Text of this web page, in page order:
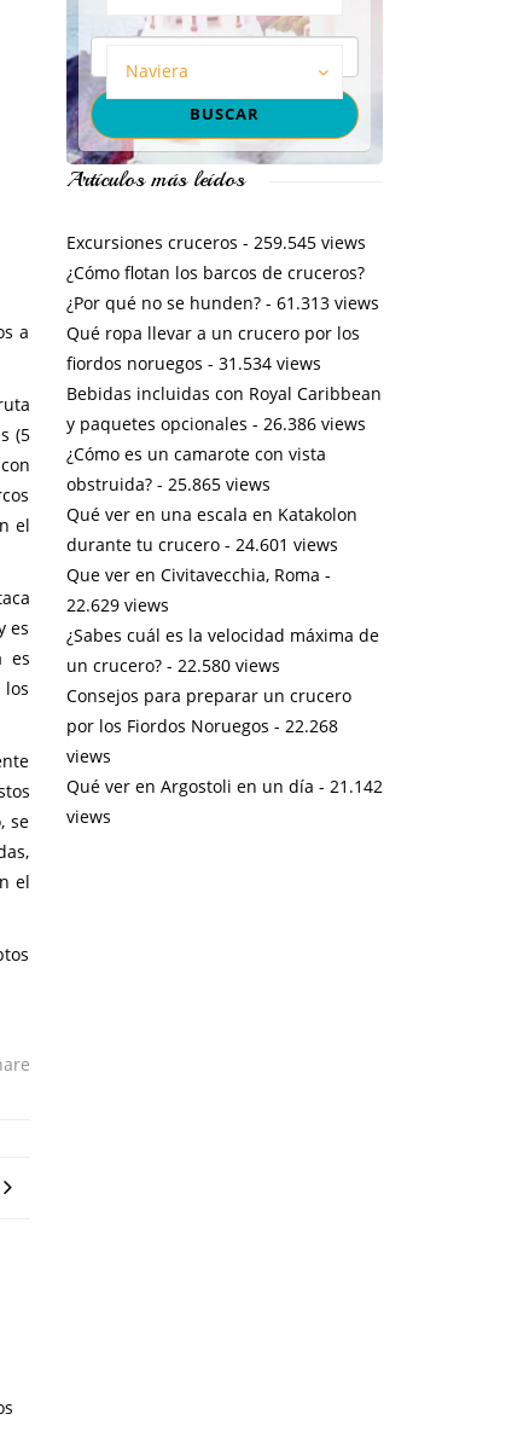
a
(5
el
es
es
se
el
Naviera
Artículos más leídos
Excursiones cruceros - 259.545 views
¿Cómo flotan los barcos de cruceros?
¿Por qué no se hunden?- 61.313 views
Qué ropa llevar a un crucero por los
fiordos noruegos - 31.534 views
Bebidas incluidas con Royal Caribbean
y paquetes opcionales - 26.386 views
¿Cómo es un camarote con vista
obstruida?- 25.865 views
Qué ver en una escala en Katakolon
durante tu crucero- 24.601 views
Que ver en Civitavecchia, Roma -
22.629 views
¿Sabes cuál es la velocidad máxima de
un crucero?- 22.580 views
Consejos para preparar un crucero
por los Fiordos Noruegos - 22.268
views
Qué ver en Argostoli en un día - 21.142
views